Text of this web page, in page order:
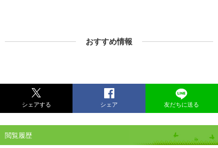
おすすめ情報
シェアする シェア 友だちに送る
閲覧履歴